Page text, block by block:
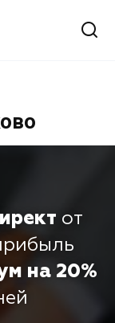
от
на 20%